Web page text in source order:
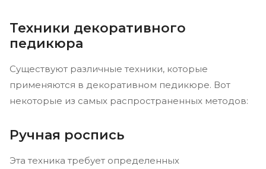
Техники декоративного
педикюра
Существуют различные техники, которые
применяются в декоративном педикюре. Вот
некоторые из самых распространенных методов:
Ручная роспись
Эта техника требует определенных